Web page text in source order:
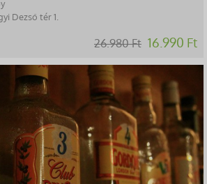
Dezső tér 1.
26.980 Ft 16.990 Ft